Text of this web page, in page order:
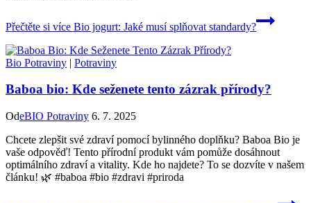
Přečtěte si více Bio jogurt: Jaké musí splňovat standardy?
Bio Potraviny | Potraviny
Baboa bio: Kde seženete tento zázrak přírody?
OdeBIO Potraviny 6. 7. 2025
Chcete zlepšit své zdraví pomocí bylinného doplňku? Baboa Bio je
vaše odpověď! Tento přírodní produkt vám pomůže dosáhnout
optimálního zdraví a vitality. Kde ho najdete? To se dozvíte v našem
článku! 🌿 #baboa #bio #zdravi #priroda